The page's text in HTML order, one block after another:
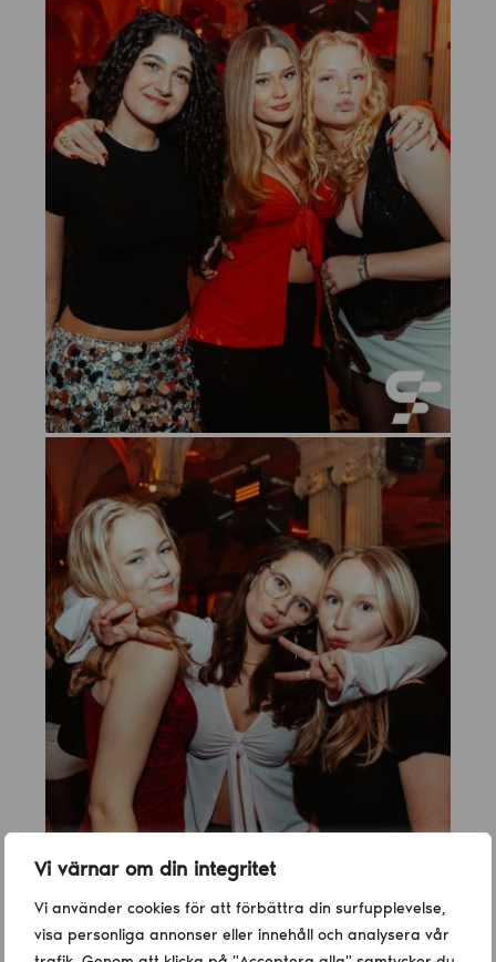
Vi värnar om din integritet
Vi använder cookies för att förbättra din surfupplevelse,
visa personliga annonser eller innehåll och analysera vår